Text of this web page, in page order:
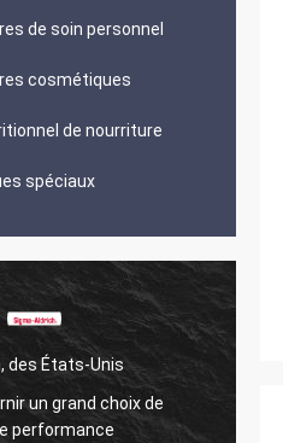
de soin personnel
cosmétiques
de nourriture
spéciaux
des États-Unis
un grand choix de
performance